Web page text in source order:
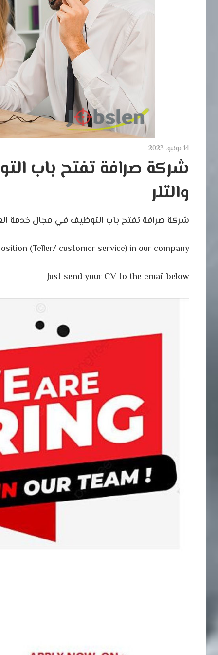
14 يونيو، 2023
شركة صرافة تفتح باب
والتلر
شركة صرافة تفتح باب التوظيف في مجال خدمة
(Teller/ customer service) in our company
Just send your CV to the email below